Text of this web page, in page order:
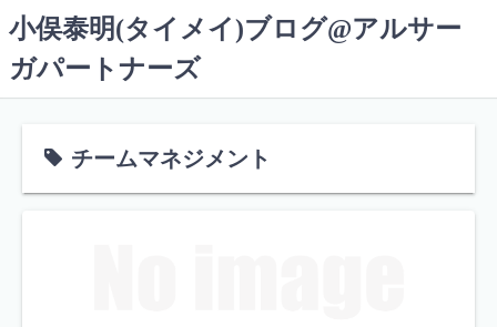
ン
テ
小俣泰明(タイメイ)ブログ@アルサー
ガパートナーズ
チームマネジメント